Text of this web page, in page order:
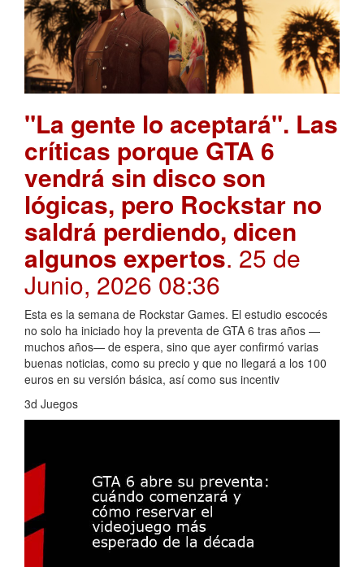
"La gente lo aceptará". Las
críticas porque GTA 6
vendrá sin disco son
lógicas, pero Rockstar no
saldrá perdiendo, dicen
algunos expertos. 25 de
Junio, 2026 08:36
Esta es la semana de Rockstar Games. El estudio escocés
no solo ha iniciado hoy la preventa de GTA 6 tras años —
muchos años— de espera, sino que ayer confirmó varias
buenas noticias, como su precio y que no llegará a los 100
euros en su versión básica, así como sus incentiv
3d Juegos